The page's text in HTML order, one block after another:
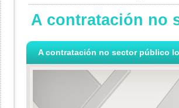
A contratación no
A contratación no sector público